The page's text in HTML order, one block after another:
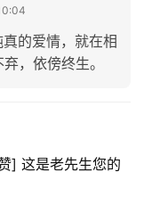
的爱情，就在相
，依傍终生。
] 这是老先生您的